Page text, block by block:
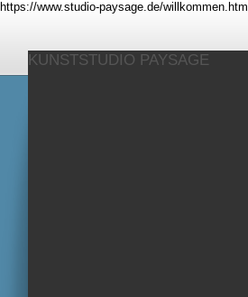
https://www.studio-paysage.de/willkommen.html
KUNSTSTUDIO PAYSAGE